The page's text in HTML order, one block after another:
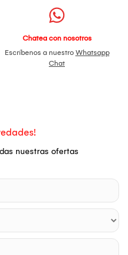
Chatea con nosotros
Escríbenos a nuestro Whatsapp
Chat
nuestras ofertas